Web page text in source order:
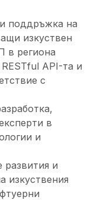
поддръжка на
изкуствен
в региона
API-та и
с
в
и
развития и
изкуствения